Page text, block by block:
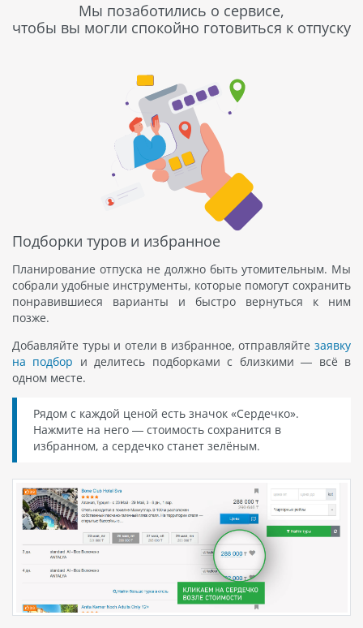
Мы позаботились о сервисе,
чтобы вы могли спокойно готовиться к отпуску
Подборки туров и избранное
Планирование отпуска не должно быть утомительным. Мы
собрали удобные инструменты, которые помогут сохранить
понравившиеся варианты и быстро вернуться к ним
позже.
Добавляйте туры и отели в избранное, отправляйте заявку
на подбор и делитесь подборками с близкими — всё в
одном месте.
Рядом с каждой ценой есть значок «Сердечко».
Нажмите на него — стоимость сохранится в
избранном, а сердечко станет зелёным.